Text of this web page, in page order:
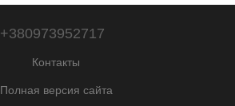
+380973952717
Контакты
Полная версия сайта